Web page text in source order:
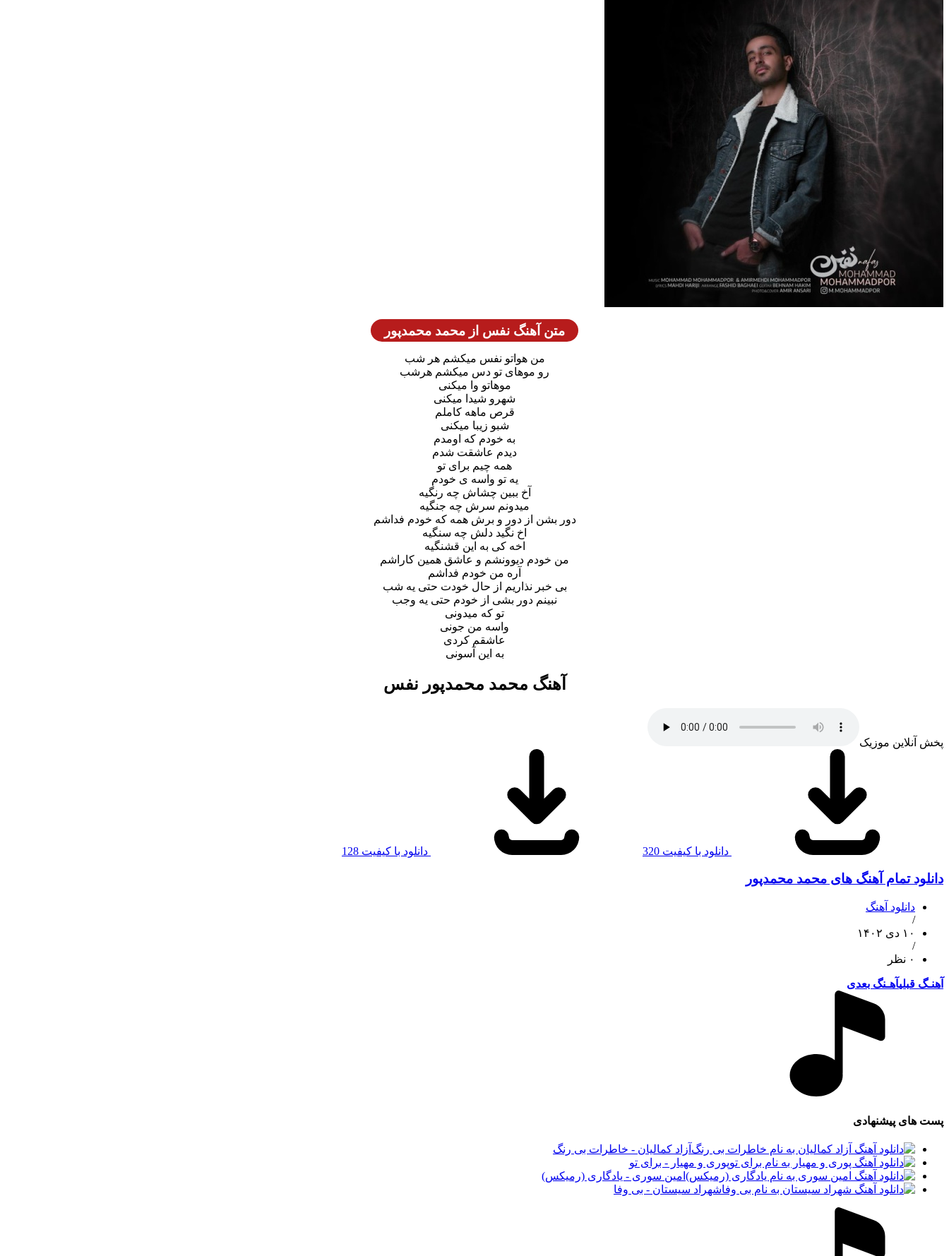
متن آهنگ نفس از محمد محمدپور
من هواتو نفس میکشم هر شب
رو موهای تو دس میکشم هرشب
موهاتو وا میکنی
شهرو شیدا میکنى
قرص ماهه کاملم
شبو زیبا میکنى
به خودم که اومدم
دیدم عاشقت شدم
همه چیم برای تو
یه تو واسه ی خودم
آخ ببین چشاش چه رنگیه
میدونم سرش چه جنگیه
دور بشن از دور و برش همه که خودم فداشم
اخ نگید دلش چه سنگیه
اخه کى به این قشنگیه
من خودم دیوونشم و عاشق همین کاراشم
آره من خودم فداشم
بی خبر نذاریم از حال خودت حتی یه شب
نبینم دور بشی از خودم حتی یه وجب
تو که میدونی
واسه من جونی
عاشقم کردی
به این آسونی
آهنگ محمد محمدپور نفس
پخش آنلاین موزیک
دانلود با کیفیت 320 دانلود با کیفیت 128
دانلود تمام آهنگ های محمد محمدپور
دانلود آهنگ
/
۱۰ دی ۱۴۰۲
/
۰ نظر
آهنـگ قبلیآهـنگ بعدی
پست های پیشنهادی
آزاد کمالیان - خاطرات بی رنگ
پوری و مهیار - برای تو
امین سوری - یادگاری (رمیکس)
شهراد سیستان - بی وفا